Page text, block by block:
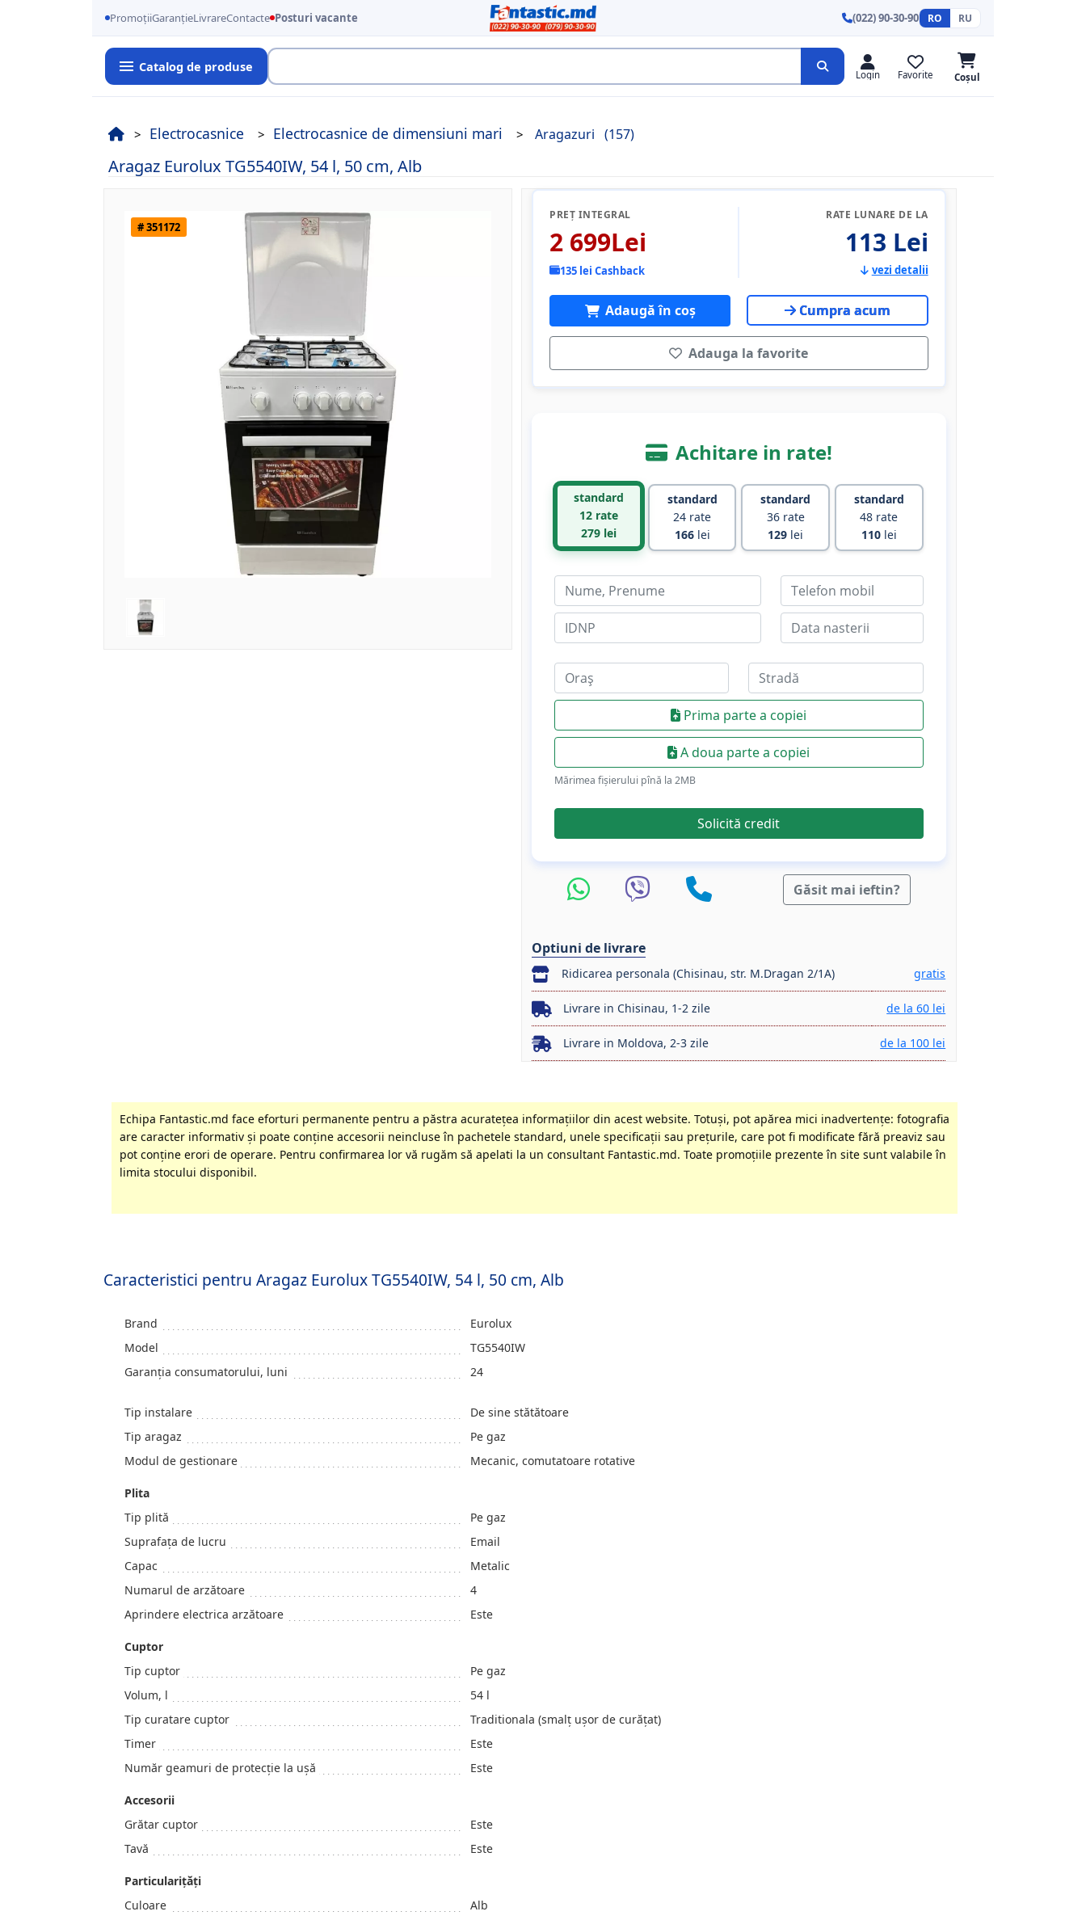
PromoțiiGaranțieLivrareContacte Posturi vacante (022) 90-30-90 RO RU
Catalog de produse
Login Favorite Coșul
Electrocasnice Electrocasnice de dimensiuni mari Aragazuri (157)
Aragaz Eurolux TG5540IW, 54 l, 50 cm, Alb
# 351172
PREȚ INTEGRAL
2 699Lei
135 lei Cashback
RATE LUNARE DE LA
113 Lei
vezi detalii
Adaugă în coș Cumpra acum
Adauga la favorite
Achitare in rate!
standard
12 rate
279lei
standard
24 rate
166lei
standard
36 rate
129 lei
standard
48 rate
110lei
Prima parte a copiei
A doua parte a copiei
Mărimea fișierului pînă la 2МB
Solicită credit
Găsit mai ieftin?
Optiuni de livrare
Ridicarea personala (Chisinau, str. M.Dragan 2/1A) gratis
Livrare in Chisinau, 1-2 zile de la 60 lei
Livrare in Moldova, 2-3 zile de la 100 lei
Echipa Fantastic.md face eforturi permanente pentru a păstra acurateţea informaţiilor din acest website. Totuși, pot apărea mici inadvertenţe: fotografia
are caracter informativ şi poate conţine accesorii neincluse în pachetele standard, unele specificaţii sau preţurile, care pot fi modificate fără preaviz sau
pot conţine erori de operare. Pentru confirmarea lor vă rugăm să apelati la un consultant Fantastic.md. Toate promoţiile prezente în site sunt valabile în
limita stocului disponibil.
Caracteristici pentru Aragaz Eurolux TG5540IW, 54 l, 50 cm, Alb
Brand
Eurolux
Model
TG5540IW
Garanția consumatorului, luni
24
Tip instalare
De sine stătătoare
Tip aragaz
Pe gaz
Modul de gestionare
Mecanic, comutatoare rotative
Plita
Tip plită
Pe gaz
Suprafața de lucru
Email
Capac
Metalic
Numarul de arzătoare
4
Aprindere electrica arzătoare
Este
Cuptor
Tip cuptor
Pe gaz
Volum, l
54 l
Tip curatare cuptor
Traditionala (smalț ușor de curățat)
Timer
Este
Număr geamuri de protecţie la uşă
Este
Accesorii
Grătar cuptor
Este
Tavă
Este
Particularițăți
Culoare
Alb